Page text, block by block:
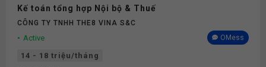
Kế toán tổng hợp Nội bộ & Thuế
CÔNG TY TNHH THE8 VINA S&C
Active OMess
14 - 18 triệu/tháng